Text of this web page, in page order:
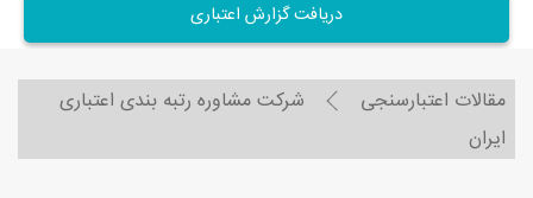
دریافت گزارش اعتباری
مقالات اعتبارسنجی
شرکت مشاوره رتبه بندی اعتباری
ایران